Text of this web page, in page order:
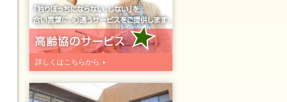
詳しくはこちらから